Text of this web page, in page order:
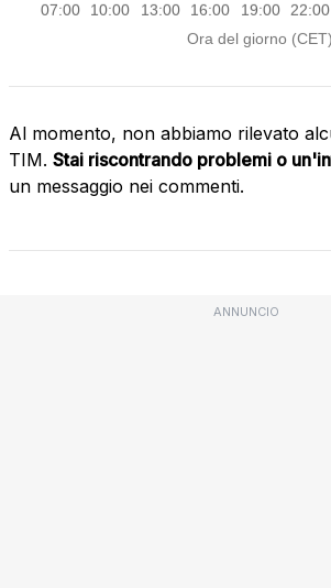
Al momento, non abbiamo rilevato
TIM. Stai riscontrando problemi o
un messaggio nei commenti.
ANNUNCIO